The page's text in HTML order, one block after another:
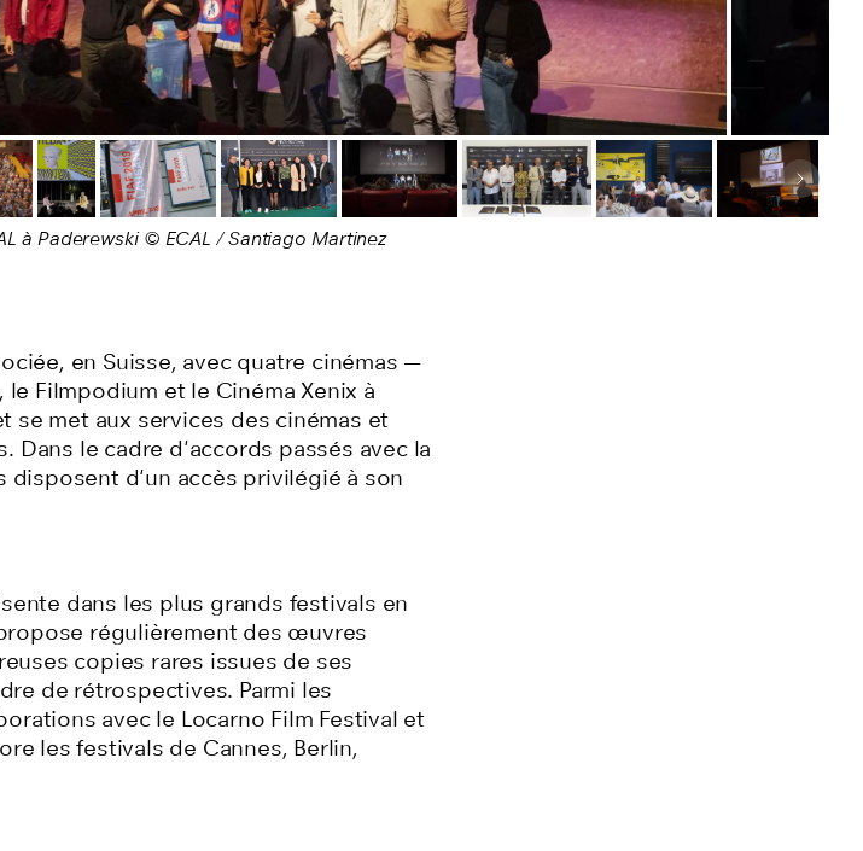
Image
à Paderewski © ECAL / Santiago Martinez
en Suisse, avec quatre cinémas —
le Filmpodium et le Cinéma Xenix à
se met aux services des cinémas et
Dans le cadre d'accords passés avec la
disposent d'un accès privilégié à son
dans les plus grands festivals en
régulièrement des œuvres
copies rares issues de ses
de rétrospectives. Parmi les
avec le Locarno Film Festival et
les festivals de Cannes, Berlin,